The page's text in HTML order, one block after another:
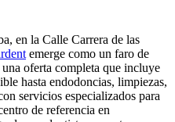
en la Calle Carrera de las
emerge como un faro de
oferta completa que incluye
hasta endodoncias, limpiezas,
servicios especializados para
de referencia en